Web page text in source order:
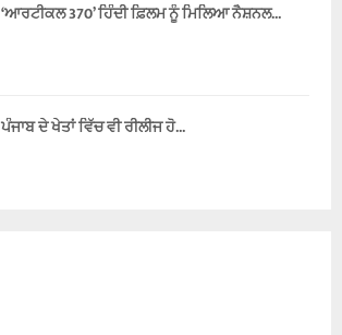
‘ਆਰਟੀਕਲ 370’ ਹਿੰਦੀ ਫ਼ਿਲਮ ਨੂੰ ਮਿਲਿਆ ਨੈਸ਼ਨਲ...
ਪੰਜਾਬ ਦੇ ਖੇਤਾਂ ਵਿੱਚ ਵੀ ਰੀਲੀਜ ਹੋ...